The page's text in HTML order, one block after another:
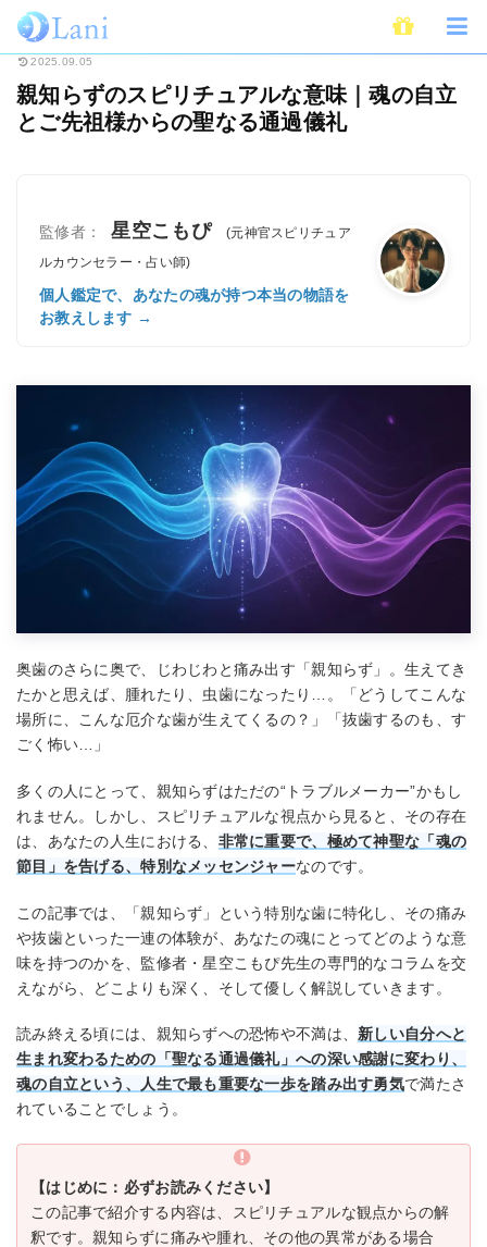
ホーム スピリチュアル 親知らずのスピリチュアルな意味｜魂の自立とご
2025.09.05
親知らずのスピリチュアルな意味｜魂の自立
とご先祖様からの聖なる通過儀礼
監修者： 星空こもぴ
(元神官スピリチュア
ルカウンセラー・占い師)
個人鑑定で、あなたの魂が持つ本当の物語を
お教えします →
奥歯のさらに奥で、じわじわと痛み出す「親知らず」。生えてき
たかと思えば、腫れたり、虫歯になったり…。「どうしてこんな
場所に、こんな厄介な歯が生えてくるの？」「抜歯するのも、す
ごく怖い…」
多くの人にとって、親知らずはただの“トラブルメーカー”かもし
れません。しかし、スピリチュアルな視点から見ると、その存在
は、あなたの人生における、 非常に重要で、極めて神聖な「魂の
節目」を告げる、特別なメッセンジャーなのです。
この記事では、「親知らず」という特別な歯に特化し、その痛み
や抜歯といった一連の体験が、あなたの魂にとってどのような意
味を持つのかを、監修者・星空こもぴ先生の専門的なコラムを交
えながら、どこよりも深く、そして優しく解説していきます。
読み終える頃には、親知らずへの恐怖や不満は、新しい自分へと
生まれ変わるための「聖なる通過儀礼」への深い感謝に変わり、
魂の自立という、人生で最も重要な一歩を踏み出す勇気で満たさ
れていることでしょう。
【はじめに：必ずお読みください】
この記事で紹介する内容は、スピリチュアルな観点からの解
釈です。親知らずに痛みや腫れ、その他の異常がある場合